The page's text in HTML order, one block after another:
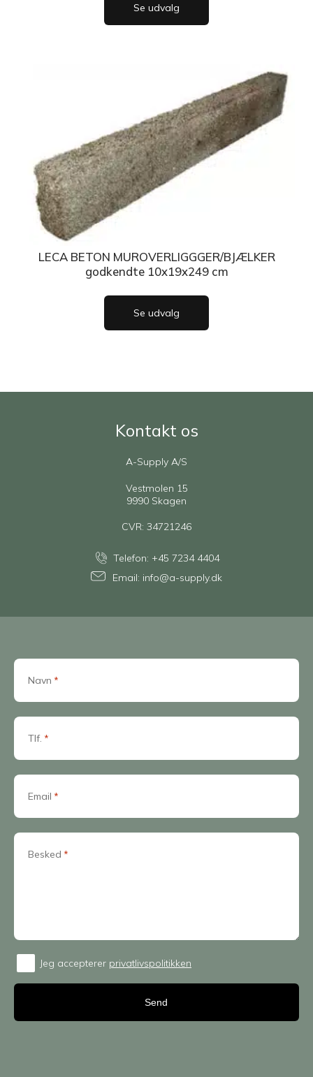
Se udvalg
LECA BETON MUROVERLIGGGER/BJÆLKER
godkendte 10x19x249 cm
Se udvalg
Navn *
Tlf. *
Email *
Besked *
Consent
Jeg accepterer privatlivspolitikken
Kontakt os
A-Supply A/S
Vestmolen 15
9990 Skagen
CVR: 34721246
Telefon: +45 7234 4404
Email: info@a-supply.dk